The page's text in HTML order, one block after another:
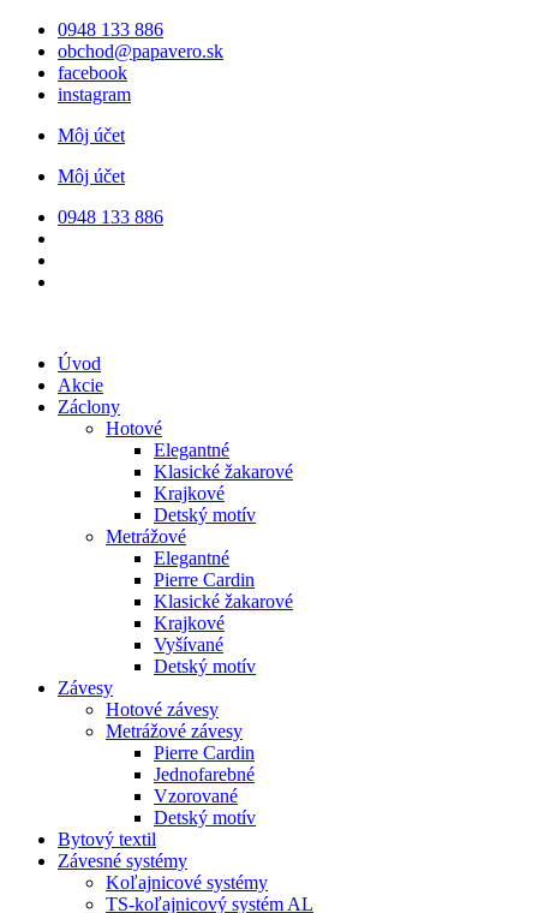
Preskočiť
obsah
0948 133 886
obchod@papavero.sk
facebook
instagram
Môj účet
Môj účet
0948 133 886
Úvod
Akcie
Záclony
Hotové
Elegantné
Klasické žakarové
Krajkové
Detský motív
Metrážové
Elegantné
Pierre Cardin
Klasické žakarové
Krajkové
Vyšívané
Detský motív
Závesy
Hotové závesy
Metrážové závesy
Pierre Cardin
Jednofarebné
Vzorované
Detský motív
Bytový textil
Závesné systémy
Koľajnicové systémy
TS-koľajnicový systém AL